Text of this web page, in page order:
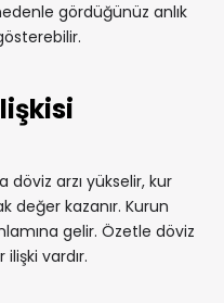
gördüğünüz anlık
döviz arzı yükselir, kur
değer kazanır. Kurun
gelir. Özetle döviz
vardır.